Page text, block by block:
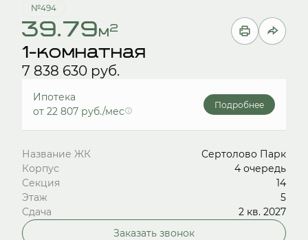
№494
39.79м2
1-комнатная
7 838 630 руб.
Ипотека
от 22 807 руб./мес
Подробнее
Название ЖК
Сертолово Парк
Корпус
4 очередь
Секция
14
Этаж
5
Сдача
2 кв. 2027
Заказать звонок